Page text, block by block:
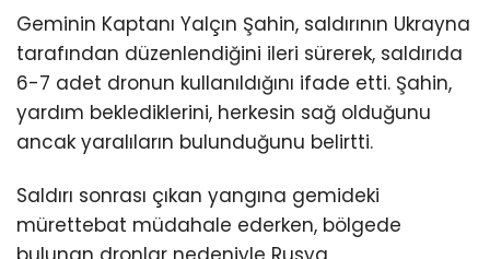
Geminin Kaptanı Yalçın Şahin, saldırının Ukrayna
tarafından düzenlendiğini ileri sürerek, saldırıda
6-7 adet dronun kullanıldığını ifade etti. Şahin,
yardım beklediklerini, herkesin sağ olduğunu
ancak yaralıların bulunduğunu belirtti.
Saldırı sonrası çıkan yangına gemideki
mürettebat müdahale ederken, bölgede